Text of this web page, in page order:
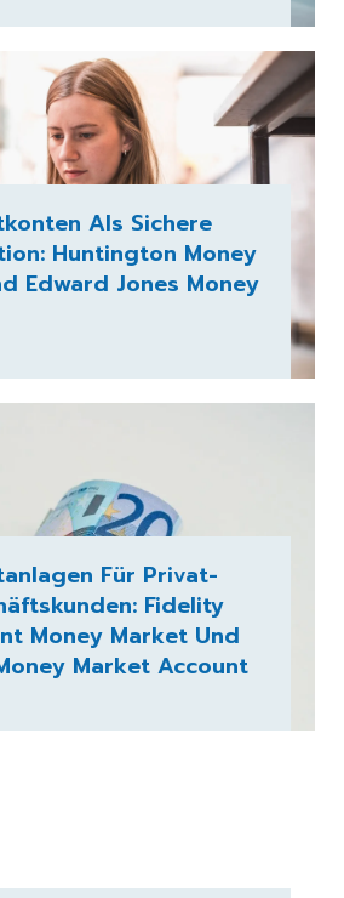
Als Sichere
Huntington Money
Edward Jones Money
Für Privat-
Fidelity
Money Market Und
Market Account